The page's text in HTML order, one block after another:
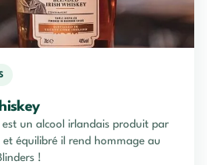
est un alcool irlandais produit par
et équilibré il rend hommage au
!